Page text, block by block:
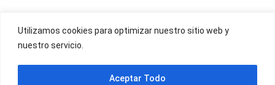
Utilizamos cookies para optimizar nuestro sitio web y
nuestro servicio.
Aceptar Todo